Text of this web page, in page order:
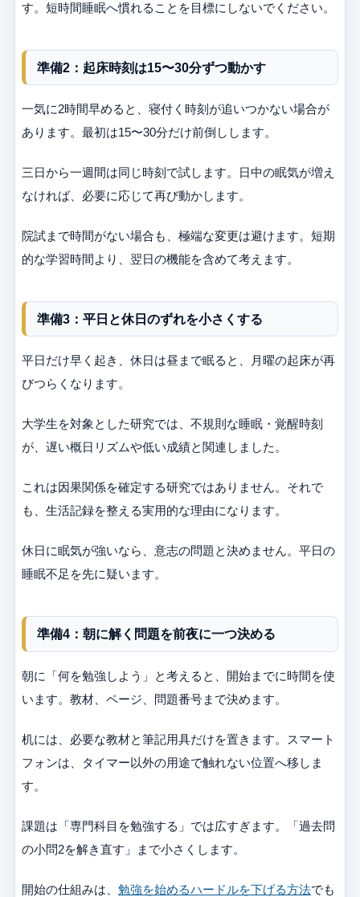
す。短時間睡眠へ慣れることを目標にしないでください。
準備2：起床時刻は15〜30分ずつ動かす
一気に2時間早めると、寝付く時刻が追いつかない場合が
あります。最初は15〜30分だけ前倒しします。
三日から一週間は同じ時刻で試します。日中の眠気が増え
なければ、必要に応じて再び動かします。
院試まで時間がない場合も、極端な変更は避けます。短期
的な学習時間より、翌日の機能を含めて考えます。
準備3：平日と休日のずれを小さくする
平日だけ早く起き、休日は昼まで眠ると、月曜の起床が再
びつらくなります。
大学生を対象とした研究では、不規則な睡眠・覚醒時刻
が、遅い概日リズムや低い成績と関連しました。
これは因果関係を確定する研究ではありません。それで
も、生活記録を整える実用的な理由になります。
休日に眠気が強いなら、意志の問題と決めません。平日の
睡眠不足を先に疑います。
準備4：朝に解く問題を前夜に一つ決める
朝に「何を勉強しよう」と考えると、開始までに時間を使
います。教材、ページ、問題番号まで決めます。
机には、必要な教材と筆記用具だけを置きます。スマート
フォンは、タイマー以外の用途で触れない位置へ移しま
す。
課題は「専門科目を勉強する」では広すぎます。「過去問
の小問2を解き直す」まで小さくします。
開始の仕組みは、 勉強を始めるハードルを下げる方法でも